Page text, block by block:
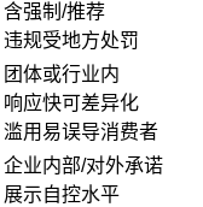
含强制/推荐
违规受地方处罚
团体或行业内
响应快可差异化
滥用易误导消费者
企业内部/对外承诺
展示自控水平